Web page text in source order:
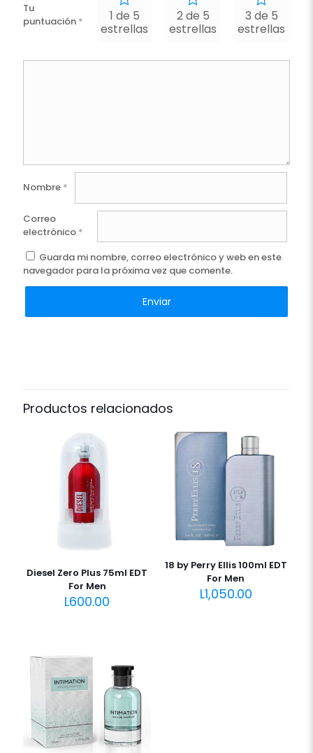
Tu
puntuación *
1 de 5
estrellas
2 de 5
estrellas
3 de 5
estrellas
Nombre *
Correo
electrónico *
Guarda mi nombre, correo electrónico y web en este
navegador para la próxima vez que comente.
Productos relacionados
Diesel Zero Plus 75ml EDT
For Men
L600.00
18 by Perry Ellis 100ml EDT
For Men
L1,050.00